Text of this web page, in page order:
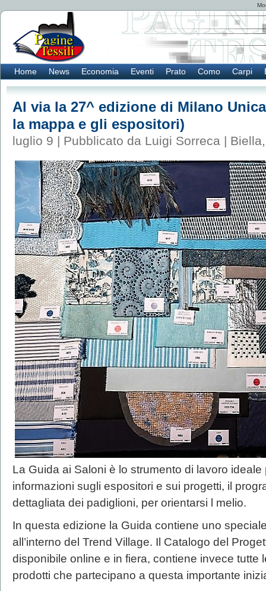
Home News Economia Eventi Prato Como Carpi
Al via la 27^ edizione di Milano
la mappa e gli espositori)
luglio 9 | Pubblicato da Luigi Sorreca | Biella
La Guida ai Saloni è lo strumento di lavoro
informazioni sugli espositori e sui progetti, il
dettagliata dei padiglioni, per orientarsi l melio.
In questa edizione la Guida contiene uno
all’interno del Trend Village. Il Catalogo del
disponibile online e in fiera, contiene invece tutte
prodotti che partecipano a questa importante